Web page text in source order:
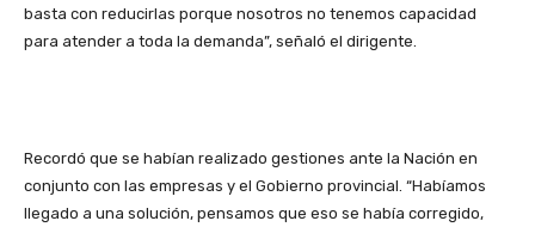
basta con reducirlas porque nosotros no tenemos capacidad
para atender a toda la demanda”, señaló el dirigente.
Recordó que se habían realizado gestiones ante la Nación en
conjunto con las empresas y el Gobierno provincial. “Habíamos
llegado a una solución, pensamos que eso se había corregido,